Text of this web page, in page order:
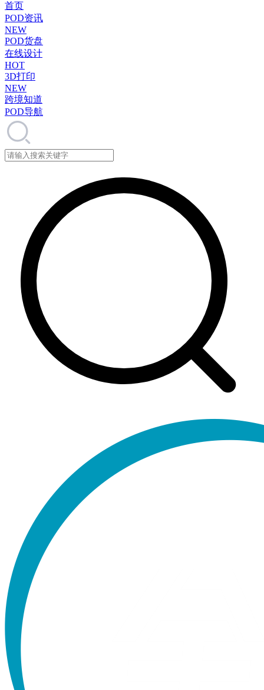
首页
POD资讯
NEW
POD货盘
在线设计
HOT
3D打印
NEW
跨境知道
POD导航